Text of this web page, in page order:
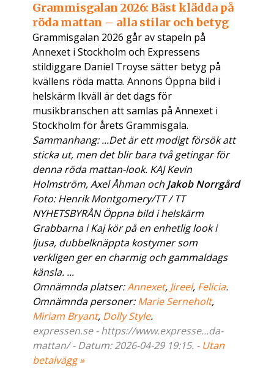
Grammisgalan 2026: Bäst klädda på
röda mattan – alla stilar och betyg
Grammisgalan 2026 går av stapeln på
Annexet i Stockholm och Expressens
stildiggare Daniel Troyse sätter betyg på
kvällens röda matta. Annons Öppna bild i
helskärm Ikväll är det dags för
musikbranschen att samlas på Annexet i
Stockholm för årets Grammisgala.
Sammanhang: ...Det är ett modigt försök att
sticka ut, men det blir bara två getingar för
denna röda mattan-look. KAJ Kevin
Holmström, Axel Åhman och Jakob Norrgård
Foto: Henrik Montgomery/TT / TT
NYHETSBYRÅN Öppna bild i helskärm
Grabbarna i Kaj kör på en enhetlig look i
ljusa, dubbelknäppta kostymer som
verkligen ger en charmig och gammaldags
känsla. ...
Omnämnda platser:Annexet, Jireel, Felicia.
Omnämnda personer:Marie Serneholt,
Miriam Bryant, Dolly Style.
expressen.se - https://www.expresse...da-
mattan/ - Datum: 2026-04-29 19:15. - Utan
betalvägg »